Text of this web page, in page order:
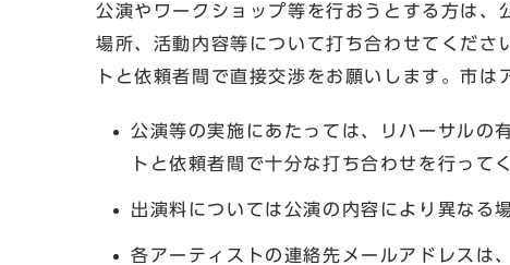
公演やワークショップ等を行おうとする方は、
場所、活動内容等について打ち合わせてくださ
トと依頼者間で直接交渉をお願いします。市
公演等の実施にあたっては、リハーサルの
トと依頼者間で十分な打ち合わせを行って
出演料については公演の内容により異なる
各アーティストの連絡先メールアドレスは